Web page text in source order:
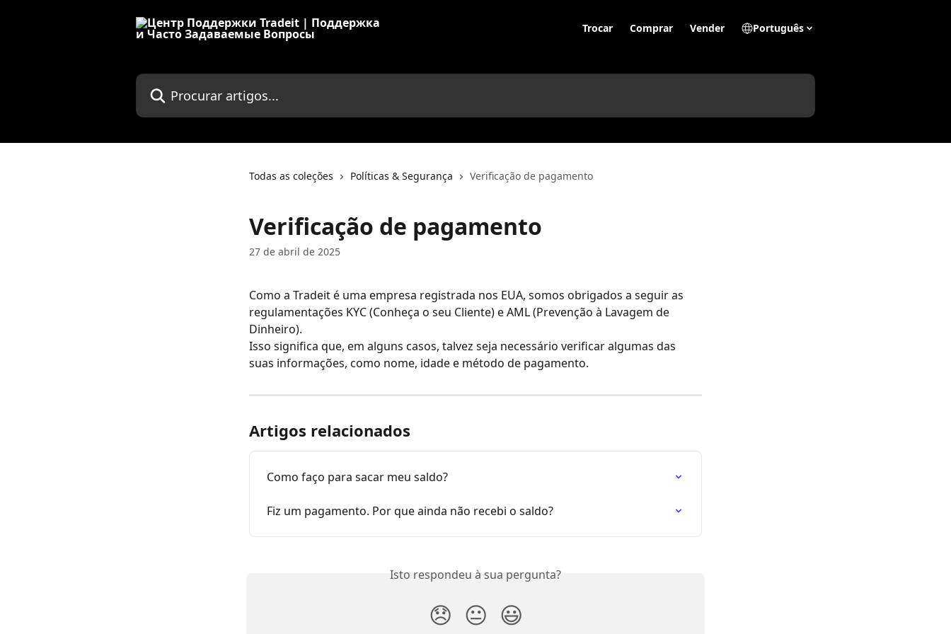
Trocar Comprar Vender Português
Procurar artigos...
Todas as coleções Políticas & Segurança Verificação de pagamento
Verificação de pagamento
27 de abril de 2025
Como a Tradeit é uma empresa registrada nos EUA, somos obrigados a seguir as
regulamentações KYC (Conheça o seu Cliente) e AML (Prevenção à Lavagem de
Dinheiro).
Isso significa que, em alguns casos, talvez seja necessário verificar algumas das
suas informações, como nome, idade e método de pagamento.
Artigos relacionados
Como faço para sacar meu saldo?
Fiz um pagamento. Por que ainda não recebi o saldo?
Isto respondeu à sua pergunta?
😞 😐 😃